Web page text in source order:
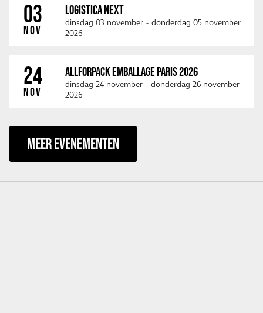
03
NOV
LOGISTICA NEXT
dinsdag 03 november - donderdag 05 november
2026
24
NOV
ALLFORPACK EMBALLAGE PARIS 2026
dinsdag 24 november - donderdag 26 november
2026
MEER EVENEMENTEN